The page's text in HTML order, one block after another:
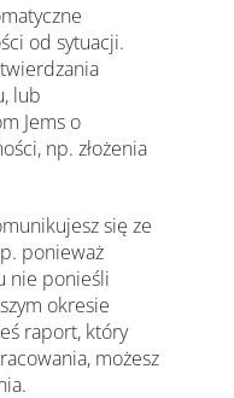
od sytuacji.
lub
Jems o
np. złożenia
się ze
ponieważ
nie ponieśli
okresie
raport, który
możesz